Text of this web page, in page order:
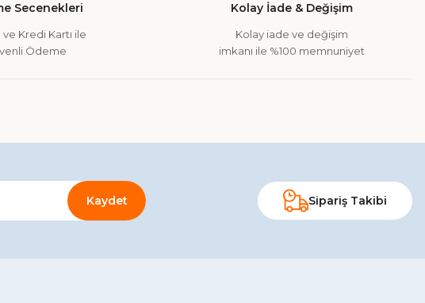
Secenekleri
ve Kredi Kartı ile
Ödeme
Kolay İade & Değişim
Kolay iade ve değişim
imkanı ile %100 memnuniyet
Kaydet Sipariş Takibi